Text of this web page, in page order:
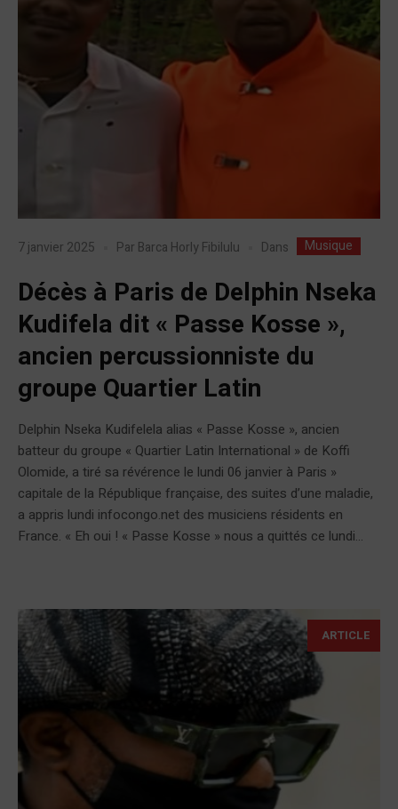
7 janvier 2025 Par Barca Horly Fibilulu Dans Musique
Décès à Paris de Delphin Nseka
Kudifela dit « Passe Kosse »,
ancien percussionniste du
groupe Quartier Latin
Delphin Nseka Kudifelela alias « Passe Kosse », ancien
batteur du groupe « Quartier Latin International » de Koffi
Olomide, a tiré sa révérence le lundi 06 janvier à Paris »
capitale de la République française, des suites d’une maladie,
a appris lundi infocongo.net des musiciens résidents en
France. « Eh oui ! « Passe Kosse » nous a quittés ce lundi...
ARTICLE